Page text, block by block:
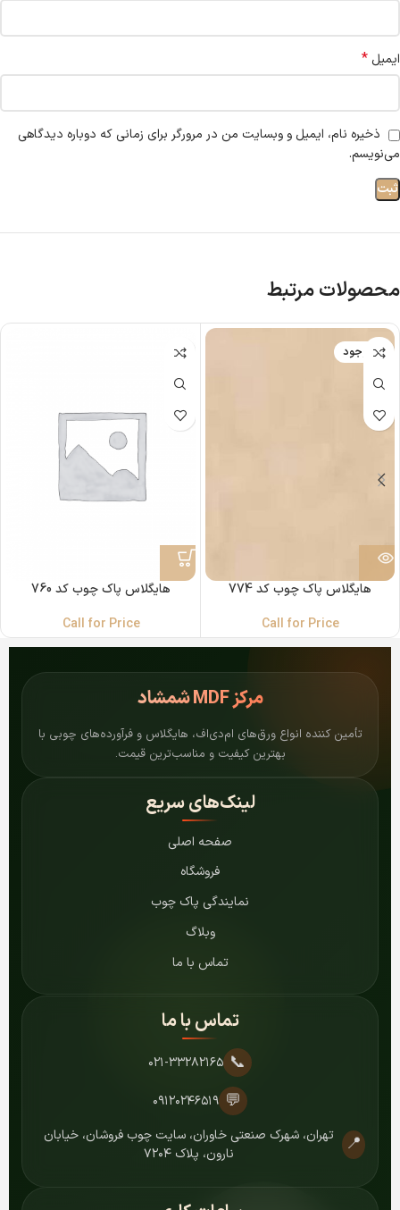
ایمیل *
ذخیره نام، ایمیل و وبسایت من در مرورگر برای زمانی که دوباره دیدگاهی
می‌نویسم.
محصولات مرتبط
ناموجود
هایگلاس پاک چوب کد 774
Call for Price
هایگلاس پاک چوب کد 760
Call for Price
مرکزMDF شمشاد
تأمین کننده انواع ورق‌های ام‌دی‌اف، هایگلاس و فرآورده‌های چوبی با
بهترین کیفیت و مناسب‌ترین قیمت.
لینک‌های سریع
صفحه اصلی
فروشگاه
نمایندگی پاک چوب
وبلاگ
تماس با ما
تماس با ما
📞 ۰۲۱-۳۳۲۸۲۱۶۵
💬 ۰۹۱۲۰۲۴۶۵۱۹
📍
تهران، شهرک صنعتی خاوران، سایت چوب فروشان، خیابان
نارون، پلاک ۷۲۰۴